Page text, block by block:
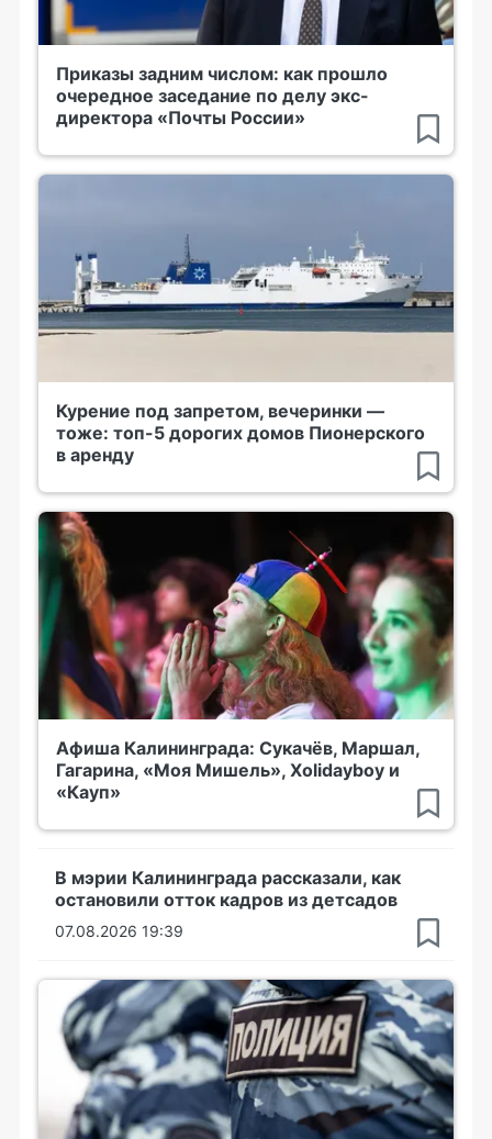
Приказы задним числом: как прошло
очередное заседание по делу экс-
директора «Почты России»
Курение под запретом, вечеринки —
тоже: топ-5 дорогих домов Пионерского
в аренду
Афиша Калининграда: Сукачёв, Маршал,
Гагарина, «Моя Мишель», Xolidayboy и
«Кауп»
В мэрии Калининграда рассказали, как
остановили отток кадров из детсадов
07.08.2026 19:39